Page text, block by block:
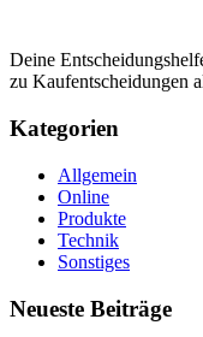
Deine
zu Kaufentscheidungen
Kategorien
Allgemein
Online
Produkte
Technik
Sonstiges
Neueste Beiträge